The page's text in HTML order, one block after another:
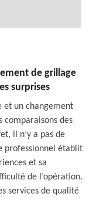
de grillage
surprises
et un changement
des
il n’y a pas de
professionnel établit
et sa
de l’opération.
services de qualité